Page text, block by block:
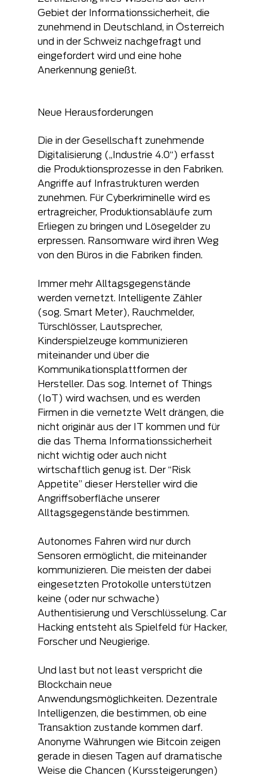
Gebiet der Informationssicherheit, die
zunehmend in Deutschland, in Österreich
und in der Schweiz nachgefragt und
eingefordert wird und eine hohe
Anerkennung genießt.
Neue Herausforderungen
Die in der Gesellschaft zunehmende
Digitalisierung („Industrie 4.0“) erfasst
die Produktionsprozesse in den Fabriken.
Angriffe auf Infrastrukturen werden
zunehmen. Für Cyberkriminelle wird es
ertragreicher, Produktionsabläufe zum
Erliegen zu bringen und Lösegelder zu
erpressen. Ransomware wird ihren Weg
von den Büros in die Fabriken finden.
Immer mehr Alltagsgegenstände
werden vernetzt. Intelligente Zähler
(sog. Smart Meter), Rauchmelder,
Türschlösser, Lautsprecher,
Kinderspielzeuge kommunizieren
miteinander und über die
Kommunikationsplattformen der
Hersteller. Das sog. Internet of Things
(IoT) wird wachsen, und es werden
Firmen in die vernetzte Welt drängen, die
nicht originär aus der IT kommen und für
die das Thema Informationssicherheit
nicht wichtig oder auch nicht
wirtschaftlich genug ist. Der “Risk
Appetite” dieser Hersteller wird die
Angriffsoberfläche unserer
Alltagsgegenstände bestimmen.
Autonomes Fahren wird nur durch
Sensoren ermöglicht, die miteinander
kommunizieren. Die meisten der dabei
eingesetzten Protokolle unterstützen
keine (oder nur schwache)
Authentisierung und Verschlüsselung. Car
Hacking entsteht als Spielfeld für Hacker,
Forscher und Neugierige.
Und last but not least verspricht die
Blockchain neue
Anwendungsmöglichkeiten. Dezentrale
Intelligenzen, die bestimmen, ob eine
Transaktion zustande kommen darf.
Anonyme Währungen wie Bitcoin zeigen
gerade in diesen Tagen auf dramatische
Weise die Chancen (Kurssteigerungen)